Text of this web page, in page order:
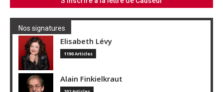
Nos signatures
Elisabeth Lévy
1190 Articles
Alain Finkielkraut